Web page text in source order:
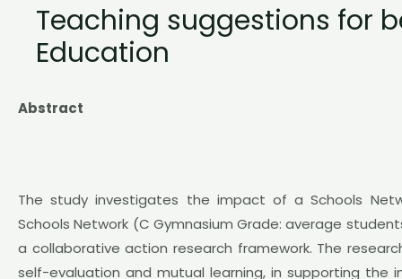
Teaching suggestions for
Education
Abstract
The study investigates the impact of a Schools
Schools Network (C Gymnasium Grade: average
a collaborative action research framework. The
self-evaluation and mutual learning, in supporting